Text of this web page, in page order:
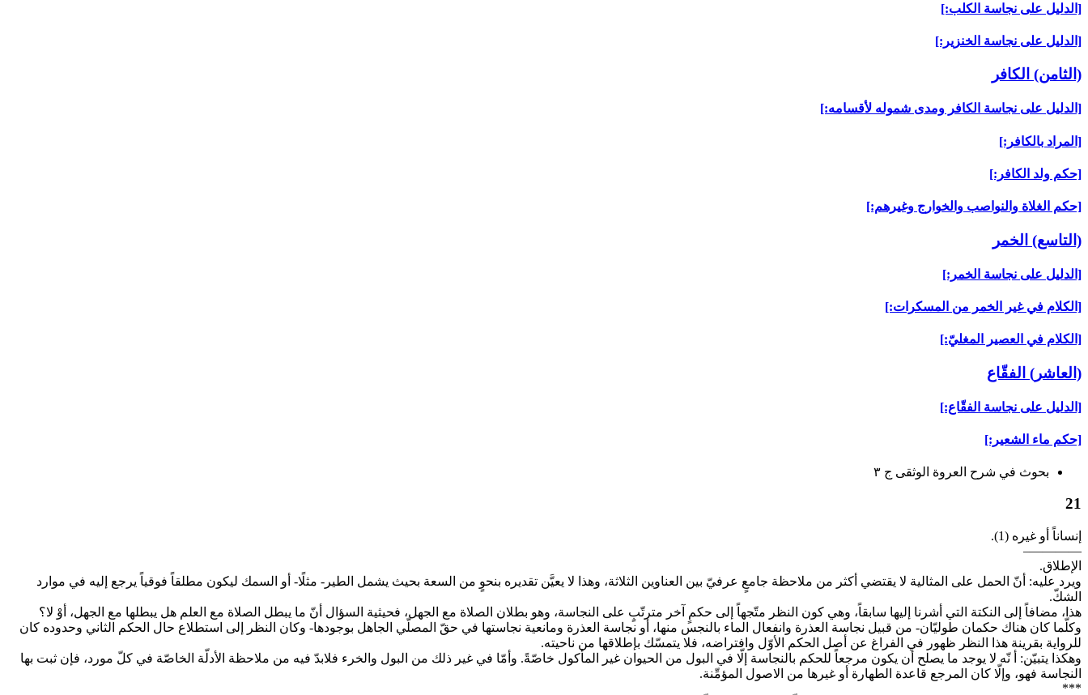
[الدليل على نجاسة الكلب:]
[الدليل على نجاسة الخنزير:]
(الثامن) الكافر
[الدليل على نجاسة الكافر ومدى شموله لأقسامه:]
[المراد بالكافر:]
[حكم ولد الكافر:]
[حكم الغلاة والنواصب والخوارج وغيرهم:]
(التاسع) الخمر
[الدليل على نجاسة الخمر:]
[الكلام في غير الخمر من المسكرات:]
[الكلام في العصير المغليّ:]
(العاشر) الفقّاع‏
[الدليل على نجاسة الفقّاع:]
[حكم ماء الشعير:]
بحوث في شرح العروة الوثقى ج ۳
21
إنساناً أو غيره (1).
————–
الإطلاق.
ويرد عليه: أنّ الحمل على المثالية لا يقتضي أكثر من ملاحظة جامعٍ عرفيّ بين العناوين الثلاثة، وهذا لا يعيَّن تقديره بنحوٍ من السعة بحيث يشمل الطير- مثلًا- أو السمك ليكون مطلقاً فوقياً يرجع إليه في موارد
الشكّ.
هذا، مضافاً إلى النكتة التي أشرنا إليها سابقاً، وهي كون النظر متّجهاً إلى حكمٍ آخر مترتّبٍ على النجاسة، وهو بطلان الصلاة مع الجهل، فحيثية السؤال أنّ ما يبطل الصلاة مع العلم هل يبطلها مع الجهل، أوْ لا؟
وكلّما كان هناك حكمان طوليّان- من قبيل نجاسة العذرة وانفعال الماء بالنجس منها، أو نجاسة العذرة ومانعية نجاستها في حقّ المصلّي الجاهل بوجودها- وكان النظر إلى استطلاع حال الحكم الثاني وحدوده كان
للرواية بقرينة هذا النظر ظهور في الفراغ عن أصل الحكم الأوّل وافتراضه، فلا يتمسّك بإطلاقها من ناحيته.
وهكذا يتبيّن: أ نّه لا يوجد ما يصلح أن يكون مرجعاً للحكم بالنجاسة إلّا في البول من الحيوان غير المأكول خاصّةً. وأمّا في غير ذلك من البول والخرء فلابدّ فيه من ملاحظة الأدلّة الخاصّة في كلّ مورد، فإن ثبت بها
النجاسة فهو، وإلّا كان المرجع قاعدة الطهارة أو غيرها من الاصول المؤمِّنة.
***